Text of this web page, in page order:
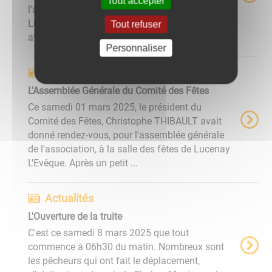
l’assemblée générale annuelle de la Gaule
Lucenoise à la salle des fêtes de la commune
avec la présence de Mme le Maire ...
L'Assemblée Générale du Comité des Fêtes
Ce samedi 01 mars 2025, le président du
Comité des Fêtes, Christophe THIBAULT avait
donné rendez-vous, pour l'assemblée générale
de l'association, à la salle des fêtes de Lucenay
L'Evêque. Après un petit ...
Actualités
L'Ouverture de la truite
C'est ce samedi 8 mars 2025 que tout
commence à 06h30 du matin. Nombreux sont
les pêcheurs qui ont fait le déplacement,
Tout refuser
Personnaliser